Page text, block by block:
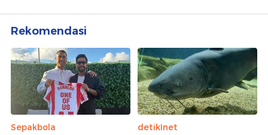
Rekomendasi
Sepakbola
detikInet